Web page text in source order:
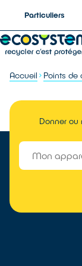
Particuliers
Accueil Points de
Donner ou